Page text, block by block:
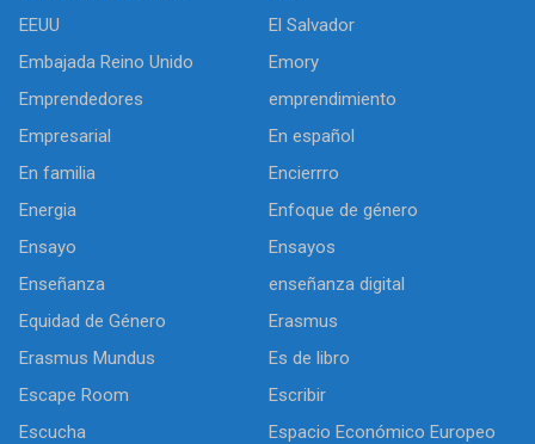
EEUU
El Salvador
Embajada Reino Unido
Emory
Emprendedores
emprendimiento
Empresarial
En español
En familia
Encierrro
Energia
Enfoque de género
Ensayo
Ensayos
Enseñanza
enseñanza digital
Equidad de Género
Erasmus
Erasmus Mundus
Es de libro
Escape Room
Escribir
Escucha
Espacio Económico Europeo